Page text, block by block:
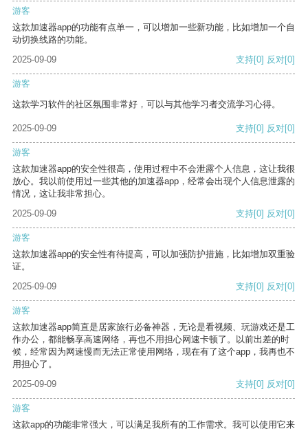
游客
这款加速器app的功能有点单一，可以增加一些新功能，比如增加一个自
动切换线路的功能。
2025-09-09
支持[0] 反对[0]
游客
这款学习软件的社区氛围非常好，可以与其他学习者交流学习心得。
2025-09-09 支持[0] 反对[0]
游客
这款加速器app的安全性很高，使用过程中不会泄露个人信息，这让我很
放心。我以前使用过一些其他的加速器app，经常会出现个人信息泄露的
情况，这让我非常担心。
2025-09-09
支持[0] 反对[0]
游客
这款加速器app的安全性有待提高，可以加强防护措施，比如增加双重验
证。
2025-09-09
支持[0] 反对[0]
游客
这款加速器app简直是居家旅行必备神器，无论是看视频、玩游戏还是工
作办公，都能畅享高速网络，再也不用担心网速卡顿了。以前出差的时
候，经常因为网速慢而无法正常使用网络，现在有了这个app，我再也不
用担心了。
2025-09-09
支持[0] 反对[0]
游客
这款app的功能非常强大，可以满足我所有的工作需求。我可以使用它来